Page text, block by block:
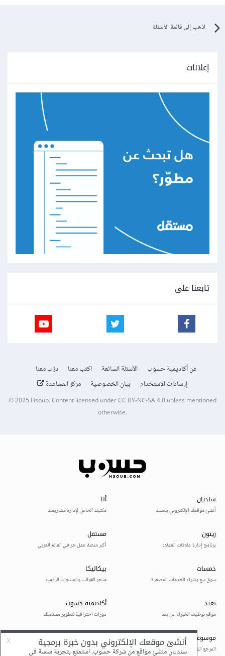
اذهب إلى قائمة الأسئلة
إعلانات
تابعنا على
عن أكاديمية حسوب الأسئلة الشائعة اكتب معنا
درّب معنا
إرشادات الاستخدام
بيان الخصوصية مركز المساعدة
© 2025Hsoub.Content licensed underCC BY-NC-SA 4.0unless mentioned
otherwise.